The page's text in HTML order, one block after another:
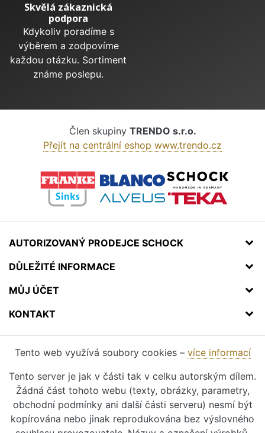
Skvělá zákaznická
podpora
Kdykoliv poradíme s
výběrem a zodpovíme
každou otázku. Sortiment
známe poslepu.
Člen skupiny TRENDO s.r.o.
Přejít na centrální eshop www.trendo.cz
AUTORIZOVANÝ PRODEJCE SCHOCK
DŮLEŽITÉ INFORMACE
MŮJ ÚČET
KONTAKT
Tento web využívá soubory cookies – více informací
Tento server je jak v části tak v celku autorským dílem.
Žádná část tohoto webu (texty, obrázky, parametry,
obchodní podmínky ani další části serveru) nesmí být
kopírována nebo jinak reprodukována bez výslovného